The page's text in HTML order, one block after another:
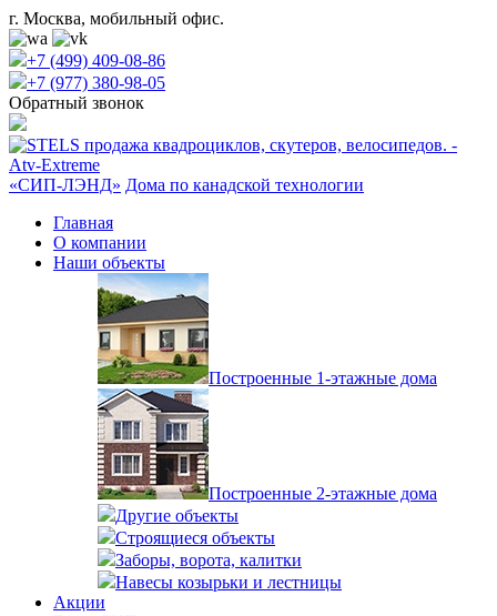
г. Москва, мобильный офис.
+7 (499) 409-08-86
+7 (977) 380-98-05
Обратный звонок
«СИП-ЛЭНД» Дома по канадской технологии
Главная
О компании
Наши объекты
Построенные 1-этажные дома
Построенные 2-этажные дома
Другие объекты
Строящиеся объекты
Заборы, ворота, калитки
Навесы козырьки и лестницы
Акции